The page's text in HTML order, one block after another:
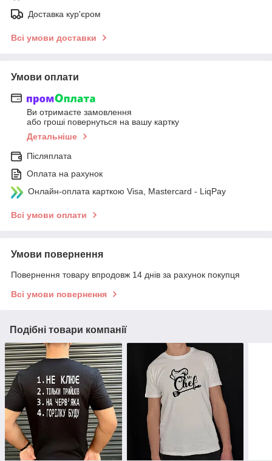
Доставка кур'єром
Всі умови доставки
Умови оплати
Ви отримаєте замовлення
або гроші повернуться на вашу картку
Детальніше
Післяплата
Оплата на рахунок
Онлайн-оплата карткою Visa, Mastercard - LiqPay
Всі умови оплати
Умови повернення
Повернення товару впродовж 14 днів за рахунок покупця
Всі умови повернення
Подібні товари компанії